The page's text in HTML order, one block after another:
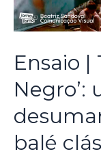
Ensaio |
Negro’:
balé